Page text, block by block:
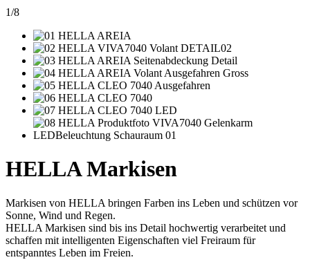
1/8
HELLA Markisen
Markisen von HELLA bringen Farben ins Leben und schützen vor
Sonne, Wind und Regen.
HELLA Markisen sind bis ins Detail hochwertig verarbeitet und
schaffen mit intelligenten Eigenschaften viel Freiraum für
entspanntes Leben im Freien.